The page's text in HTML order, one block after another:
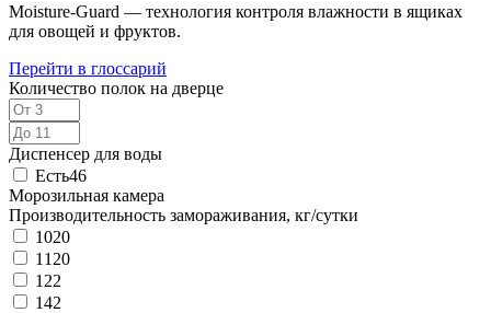
Moisture-Guard — технология контроля влажности в ящиках
для овощей и фруктов.
Перейти в глоссарий
Количество полок на дверце
Диспенсер для воды
Есть46
Морозильная камера
Производительность замораживания, кг/сутки
1020
11 20
122
142